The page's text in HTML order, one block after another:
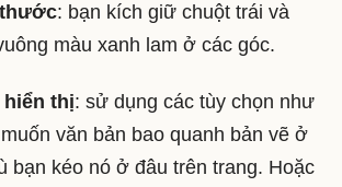
: bạn kích giữ chuột trái và
màu xanh lam ở các góc.
hiển thị: sử dụng các tùy chọn như
văn bản bao quanh bản vẽ ở
bạn kéo nó ở đâu trên trang. Hoặc